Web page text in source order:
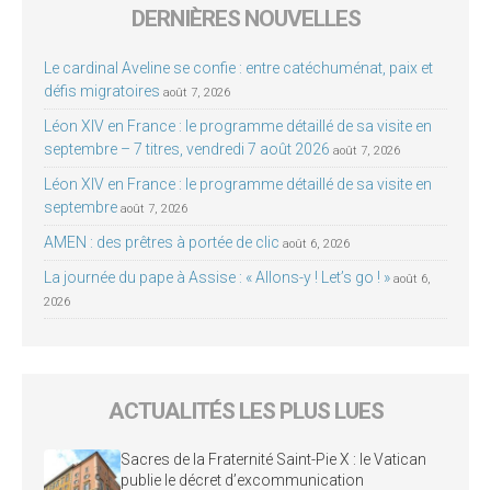
DERNIÈRES NOUVELLES
Le cardinal Aveline se confie : entre catéchuménat, paix et
défis migratoires août 7, 2026
Léon XIV en France : le programme détaillé de sa visite en
septembre – 7 titres, vendredi 7 août 2026 août 7, 2026
Léon XIV en France : le programme détaillé de sa visite en
septembre août 7, 2026
AMEN : des prêtres à portée de clic août 6, 2026
La journée du pape à Assise : « Allons-y ! Let’s go ! » août 6,
2026
ACTUALITÉS LES PLUS LUES
Sacres de la Fraternité Saint-Pie X : le Vatican
publie le décret d’excommunication